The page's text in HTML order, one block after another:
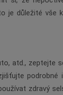
je důležité vše
atd., zeptejte
podrobné
zdravý